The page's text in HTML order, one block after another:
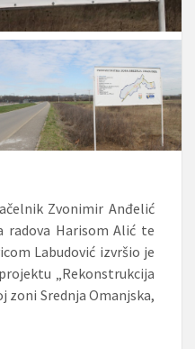
Zvonimir Anđelić
radova Harisom Alić te
Labudović izvršio je
„Rekonstrukcija
zoni Srednja Omanjska,